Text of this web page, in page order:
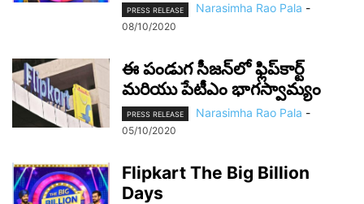
PRESS RELEASE Narasimha Rao Pala -
08/10/2020
ఈ పండుగ సీజన్‌లో ఫ్లిప్‌కార్ట్‌
మరియు పేటీఎం భాగస్వామ్యం
PRESS RELEASE Narasimha Rao Pala -
05/10/2020
Flipkart The Big Billion
Days